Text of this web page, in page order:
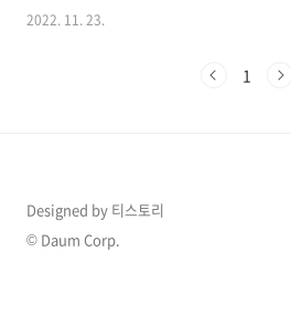
보세요! 2022.11.21 - [커플 데이트] - 11월,
한 달 살기, 제주도 일주일 살기 혹은 짧은 제
2022. 11. 23.
1
Designed by 티스토리
© Daum Corp.